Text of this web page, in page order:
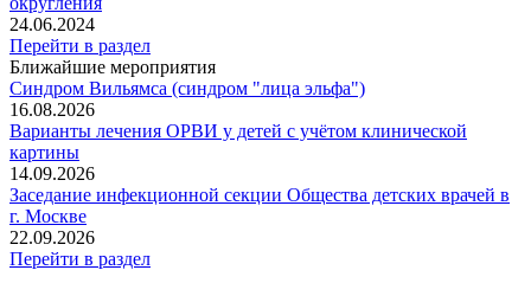
24.06.2024
Перейти в раздел
Ближайшие мероприятия
Синдром Вильямса (синдром "лица эльфа")
16.08.2026
Варианты лечения ОРВИ у детей с учётом клинической
картины
14.09.2026
Заседание инфекционной секции Общества детских врачей в
г. Москве
22.09.2026
Перейти в раздел